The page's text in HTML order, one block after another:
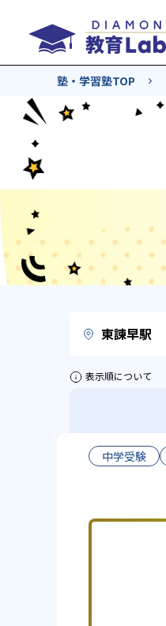
塾・学習塾TOP
東諫早駅
表示順について
中学受験